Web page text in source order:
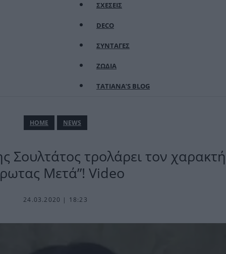
ΣΧΕΣΕΙΣ
DECO
ΣΥΝΤΑΓΕΣ
ΖΩΔΙΑ
TATIANA’S BLOG
ΗΟΜΕ NEWS
τρολάρει τον
Μετά”! Video
24.03.2020 | 18:23